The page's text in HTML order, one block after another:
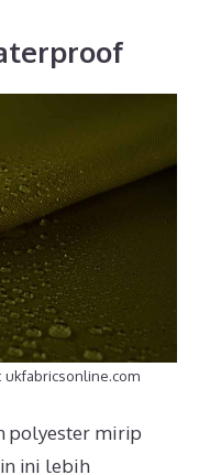
ukfabricsonline.com
polyester mirip
ini lebih